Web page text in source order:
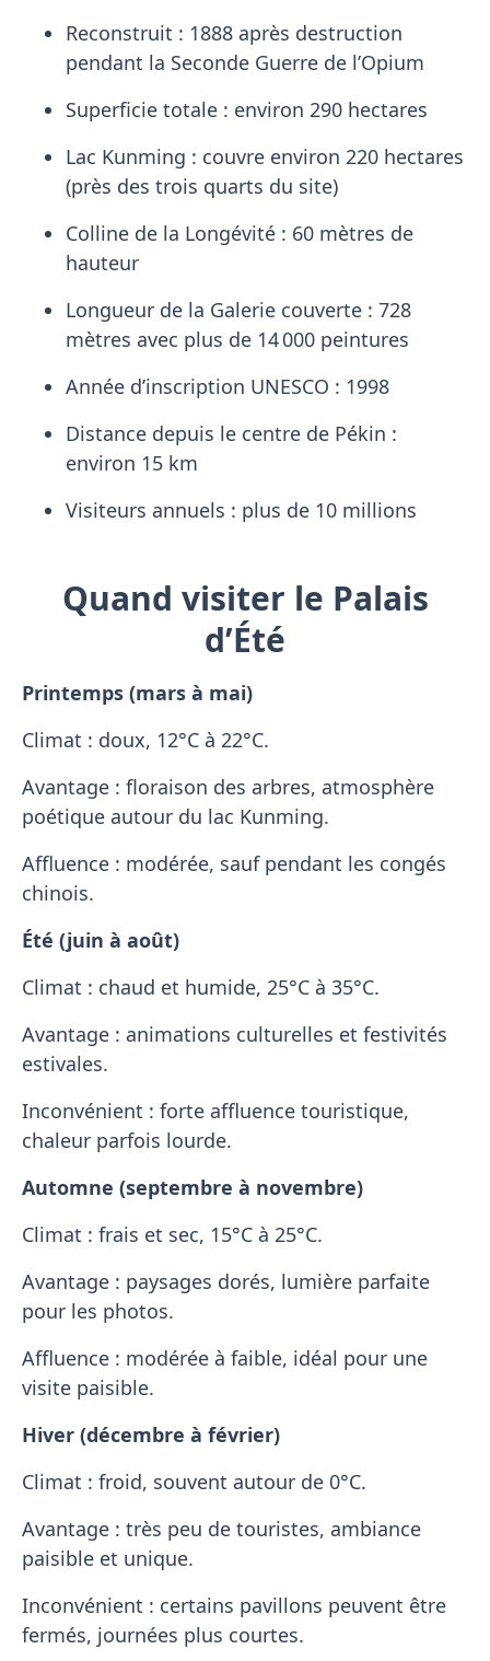
Reconstruit : 1888 après destruction
pendant la Seconde Guerre de l’Opium
Superficie totale : environ 290 hectares
Lac Kunming : couvre environ 220 hectares
(près des trois quarts du site)
Colline de la Longévité : 60 mètres de
hauteur
Longueur de la Galerie couverte : 728
mètres avec plus de 14 000 peintures
Année d’inscription UNESCO : 1998
Distance depuis le centre de Pékin :
environ 15 km
Visiteurs annuels : plus de 10 millions
Quand visiter le Palais
d’Été
Printemps (mars à mai)
Climat : doux, 12°C à 22°C.
Avantage : floraison des arbres, atmosphère
poétique autour du lac Kunming.
Affluence : modérée, sauf pendant les congés
chinois.
Été (juin à août)
Climat : chaud et humide, 25°C à 35°C.
Avantage : animations culturelles et festivités
estivales.
Inconvénient : forte affluence touristique,
chaleur parfois lourde.
Automne (septembre à novembre)
Climat : frais et sec, 15°C à 25°C.
Avantage : paysages dorés, lumière parfaite
pour les photos.
Affluence : modérée à faible, idéal pour une
visite paisible.
Hiver (décembre à février)
Climat : froid, souvent autour de 0°C.
Avantage : très peu de touristes, ambiance
paisible et unique.
Inconvénient : certains pavillons peuvent être
fermés, journées plus courtes.